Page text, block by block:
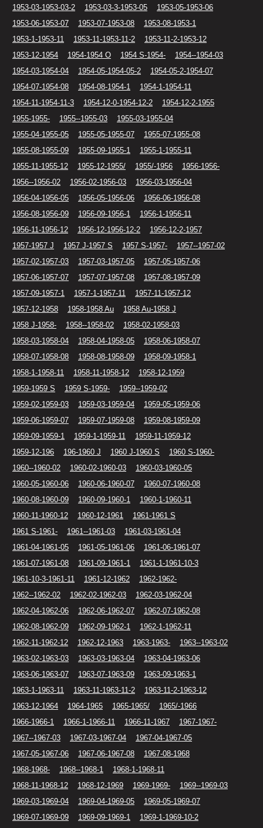
1953-03-1953-03-2 1953-03-3-1953-05
1953-05-1953-06
1953-06-1953-07
1953-07-1953-08
1953-08-1953-1
1953-1-1953-11
1953-11-1953-11-2
1953-11-2-1953-12
1953-12-1954
1954-1954 O 1954 S-1954-
1954--1954-03
1954-03-1954-04
1954-05-1954-05-2
1954-05-2-1954-07
1954-07-1954-08
1954-08-1954-1
1954-1-1954-11
1954-11-1954-11-3
1954-12-0-1954-12-2
1954-12-2-1955
1955-1955-
1955--1955-03
1955-03-1955-04
1955-04-1955-05
1955-05-1955-07
1955-07-1955-08
1955-08-1955-09
1955-09-1955-1
1955-1-1955-11
1955-11-1955-12
1955-12-1955/ 1955/-1956
1956-1956-
1956--1956-02
1956-02-1956-03
1956-03-1956-04
1956-04-1956-05
1956-05-1956-06
1956-06-1956-08
1956-08-1956-09
1956-09-1956-1
1956-1-1956-11
1956-11-1956-12
1956-12-1956-12-2
1956-12-2-1957
1957-1957 J
1957 J-1957 S 1957 S-1957-
1957--1957-02
1957-02-1957-03
1957-03-1957-05
1957-05-1957-06
1957-06-1957-07
1957-07-1957-08
1957-08-1957-09
1957-09-1957-1
1957-1-1957-11
1957-11-1957-12
1957-12-1958
1958-1958 Au
1958 Au-1958 J
1958 J-1958-
1958--1958-02
1958-02-1958-03
1958-03-1958-04
1958-04-1958-05
1958-06-1958-07
1958-07-1958-08
1958-08-1958-09
1958-09-1958-1
1958-1-1958-11
1958-11-1958-12
1958-12-1959
1959-1959 S
1959 S-1959-
1959--1959-02
1959-02-1959-03
1959-03-1959-04
1959-05-1959-06
1959-06-1959-07
1959-07-1959-08
1959-08-1959-09
1959-09-1959-1
1959-1-1959-11
1959-11-1959-12
1959-12-196
196-1960 J 1960 J-1960 S
1960 S-1960-
1960--1960-02
1960-02-1960-03
1960-03-1960-05
1960-05-1960-06
1960-06-1960-07
1960-07-1960-08
1960-08-1960-09
1960-09-1960-1
1960-1-1960-11
1960-11-1960-12
1960-12-1961
1961-1961 S
1961 S-1961-
1961--1961-03
1961-03-1961-04
1961-04-1961-05
1961-05-1961-06
1961-06-1961-07
1961-07-1961-08
1961-09-1961-1
1961-1-1961-10-3
1961-10-3-1961-11
1961-12-1962
1962-1962-
1962--1962-02
1962-02-1962-03
1962-03-1962-04
1962-04-1962-06
1962-06-1962-07
1962-07-1962-08
1962-08-1962-09
1962-09-1962-1
1962-1-1962-11
1962-11-1962-12
1962-12-1963 1963-1963-
1963--1963-02
1963-02-1963-03
1963-03-1963-04
1963-04-1963-06
1963-06-1963-07
1963-07-1963-09
1963-09-1963-1
1963-1-1963-11
1963-11-1963-11-2
1963-11-2-1963-12
1963-12-1964
1964-1965 1965-1965/
1965/-1966
1966-1966-1
1966-1-1966-11 1966-11-1967
1967-1967-
1967--1967-03
1967-03-1967-04
1967-04-1967-05
1967-05-1967-06
1967-06-1967-08
1967-08-1968
1968-1968-
1968--1968-1
1968-1-1968-11
1968-11-1968-12
1968-12-1969 1969-1969-
1969--1969-03
1969-03-1969-04
1969-04-1969-05
1969-05-1969-07
1969-07-1969-09
1969-09-1969-1
1969-1-1969-10-2